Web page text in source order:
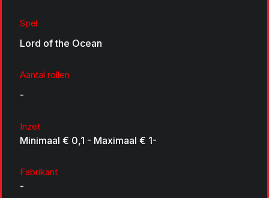
Spel
Lord of the Ocean
Aantal rollen
-
Inzet
Minimaal € 0,1 - Maximaal € 1-
Fabrikant
-